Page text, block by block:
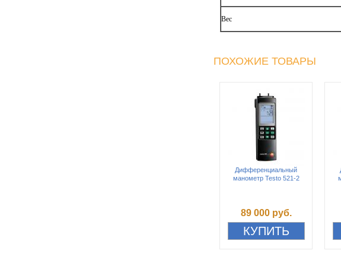
Вес
ПОХОЖИЕ ТОВАРЫ
Дифференциальный
манометр Testo 521-2
89 000 руб.